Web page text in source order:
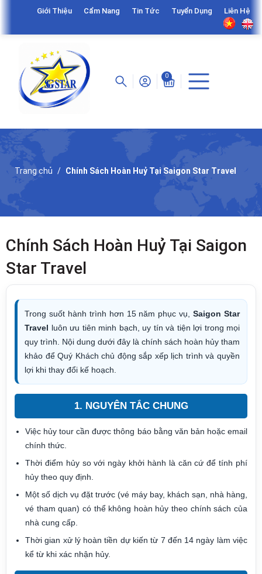
Giới Thiệu Cẩm Nang Tin Tức Tuyển Dụng Liên Hệ
0
Trang chủ Chính Sách Hoàn Huỷ Tại Saigon Star Travel
Chính Sách Hoàn Huỷ Tại Saigon
Star Travel
Trong suốt hành trình hơn 15 năm phục vụ,Saigon Star
Travel luôn ưu tiên minh bạch, uy tín và tiện lợi trong mọi
quy trình. Nội dung dưới đây là chính sách hoàn hủy tham
khảo để Quý Khách chủ động sắp xếp lịch trình và quyền
lợi khi thay đổi kế hoạch.
1. NGUYÊN TẮC CHUNG
Việc hủy tour cần được thông báo bằng văn bản hoặc email
chính thức.
Thời điểm hủy so với ngày khởi hành là căn cứ để tính phí
hủy theo quy định.
Một số dịch vụ đặt trước (vé máy bay, khách sạn, nhà hàng,
vé tham quan) có thể không hoàn hủy theo chính sách của
nhà cung cấp.
Thời gian xử lý hoàn tiền dự kiến từ 7 đến 14 ngày làm việc
kể từ khi xác nhận hủy.